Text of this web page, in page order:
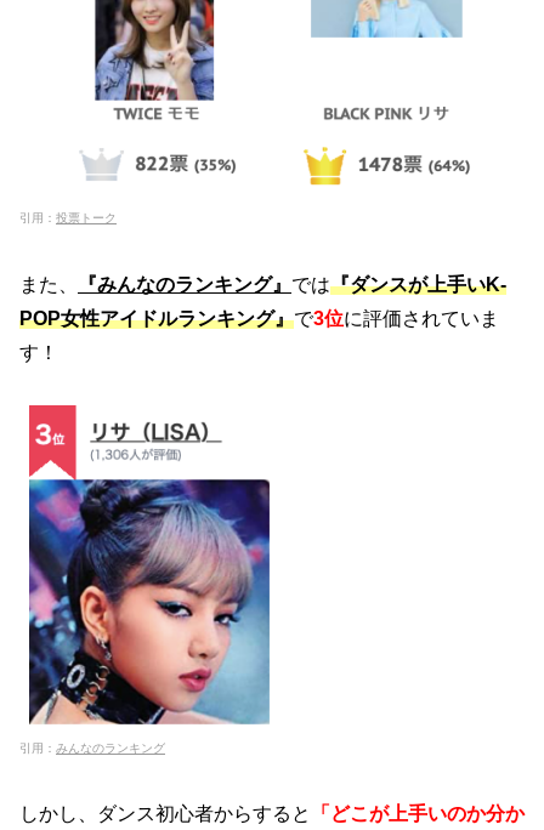
引用： 投票トーク
また、 『みんなのランキング』 では『ダンスが上手いK-
POP女性アイドルランキング』で3位に評価されていま
す！
引用： みんなのランキング
しかし、ダンス初心者からすると
「どこが上手いのか分か